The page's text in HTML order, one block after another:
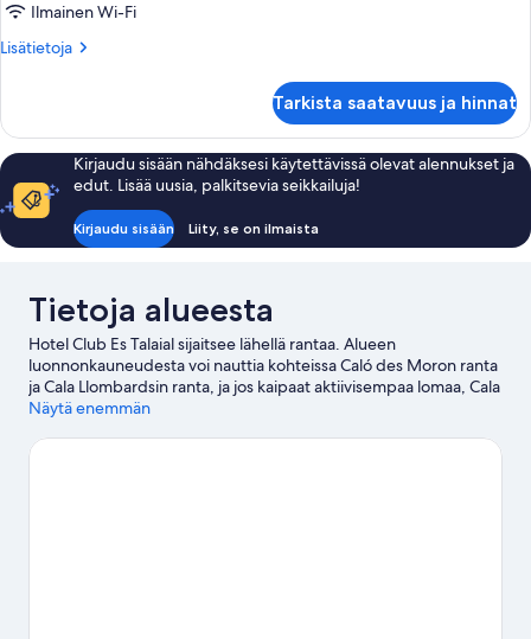
Ilmainen Wi-Fi
Lisätietoja
Lisätietoja
Tarkista saatavuus ja hinnat
Kirjaudu sisään nähdäksesi käytettävissä olevat alennukset ja
edut. Lisää uusia, palkitsevia seikkailuja!
Kirjaudu sisään Liity, se on ilmaista
Tietoja alueesta
Hotel Club Es Talaial sijaitsee lähellä rantaa. Alueen
luonnonkauneudesta voi nauttia kohteissa Caló des Moron ranta
ja Cala Llombardsin ranta, ja jos kaipaat aktiivisempaa lomaa, Cala
d'Orin huvivenesatama on hyvä kohde. Oletko matkalla lasten
Mesquidassa ovat vierailun arvoisia. Täällä voit snorklata ja
Näytä enemmän